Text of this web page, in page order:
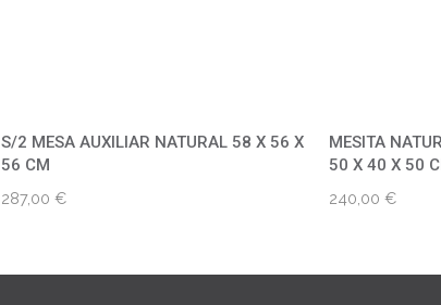
S/2 MESA AUXILIAR NATURAL 58 X 56 X
56 CM
287,00€
MESITA
50 X 40 X 50
240,00 €